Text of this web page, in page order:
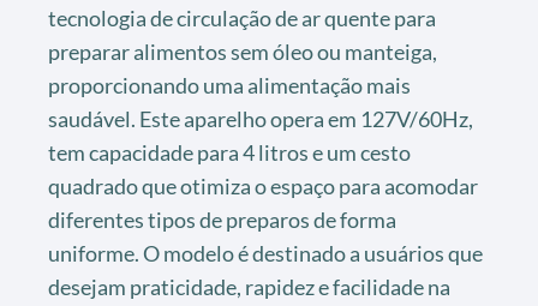
tecnologia de circulação de ar quente para
preparar alimentos sem óleo ou manteiga,
proporcionando uma alimentação mais
saudável. Este aparelho opera em 127V/60Hz,
tem capacidade para 4 litros e um cesto
quadrado que otimiza o espaço para acomodar
diferentes tipos de preparos de forma
uniforme. O modelo é destinado a usuários que
desejam praticidade, rapidez e facilidade na